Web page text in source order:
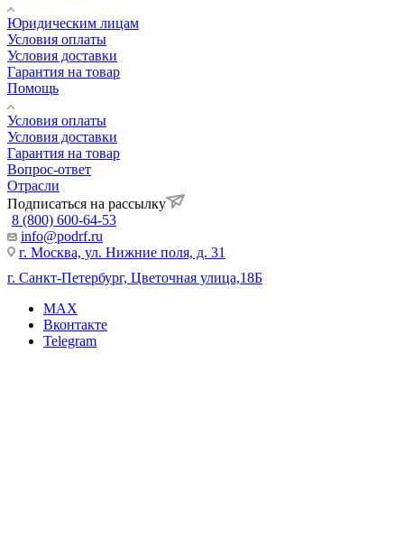
Юридическим лицам
Условия оплаты
Условия доставки
Гарантия на товар
Помощь
Условия оплаты
Условия доставки
Гарантия на товар
Вопрос-ответ
Отрасли
Подписаться на рассылку
8 (800) 600-64-53
info@podrf.ru
г. Москва, ул. Нижние поля, д. 31
г. Санкт-Петербург, Цветочная улица,18Б
MAX
Вконтакте
Telegram